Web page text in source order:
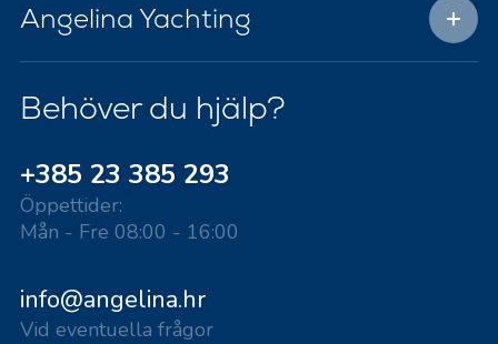
Angelina Yachting
Behöver du hjälp?
+385 23 385 293
Öppettider:
Mån - Fre 08:00 - 16:00
info@angelina.hr
Vid eventuella frågor